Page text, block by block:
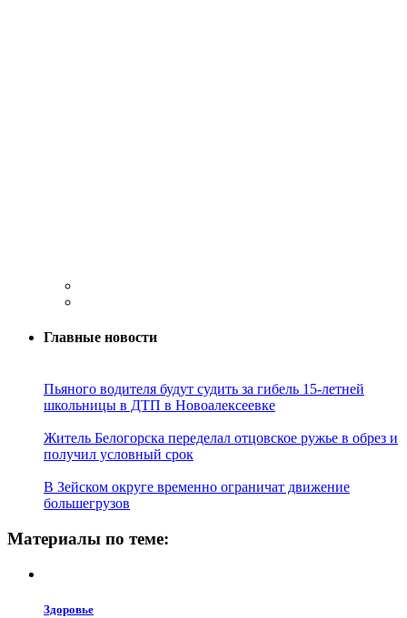
Главные новости
Пьяного водителя будут судить за гибель 15-летней
школьницы в ДТП в Новоалексеевке
Житель Белогорска переделал отцовское ружье в обрез и
получил условный срок
В Зейском округе временно ограничат движение
большегрузов
Материалы по теме:
Здоровье